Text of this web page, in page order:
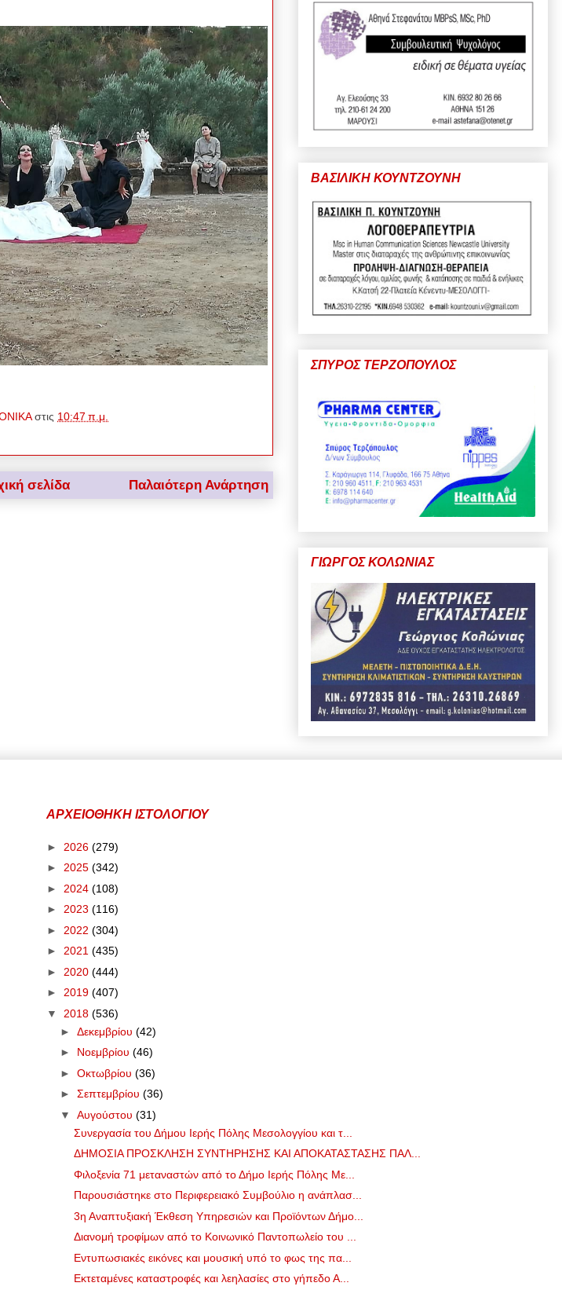
στις 10:47 π.μ.
Παλαιότερη Ανάρτηση
σελίδα
ΒΑΣΙΛΙΚΗ ΚΟΥΝΤΖΟΥΝΗ
ΣΠΥΡΟΣ ΤΕΡΖΟΠΟΥΛΟΣ
ΓΙΩΡΓΟΣ ΚΟΛΩΝΙΑΣ
ΑΡΧΕΙΟΘΗΚΗ ΙΣΤΟΛΟΓΙΟΥ
► 2026 (279)
► 2025 (342)
► 2024 (108)
► 2023 (116)
► 2022 (304)
► 2021 (435)
► 2020 (444)
► 2019 (407)
▼ 2018 (536)
► Δεκεμβρίου (42)
► Νοεμβρίου (46)
► Οκτωβρίου (36)
► Σεπτεμβρίου (36)
▼ Αυγούστου (31)
Συνεργασία του Δήμου Ιερής Πόλης Μεσολογγίου και τ...
ΔΗΜΟΣΙΑ ΠΡΟΣΚΛΗΣΗ ΣΥΝΤΗΡΗΣΗΣ ΚΑΙ ΑΠΟΚΑΤΑΣΤΑΣΗΣ ΠΑΛ...
Φιλοξενία 71 μεταναστών από το Δήμο Ιερής Πόλης Με...
Παρουσιάστηκε στο Περιφερειακό Συμβούλιο η ανάπλασ...
3η Αναπτυξιακή Έκθεση Υπηρεσιών και Προϊόντων Δήμο...
Διανομή τροφίμων από το Κοινωνικό Παντοπωλείο του ...
Εντυπωσιακές εικόνες και μουσική υπό το φως της πα...
Εκτεταμένες καταστροφές και λεηλασίες στο γήπεδο Α...